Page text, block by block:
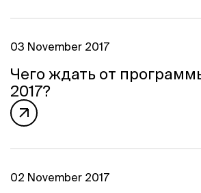
03 November 2017
Чего ждать от
2017?
02 November 2017